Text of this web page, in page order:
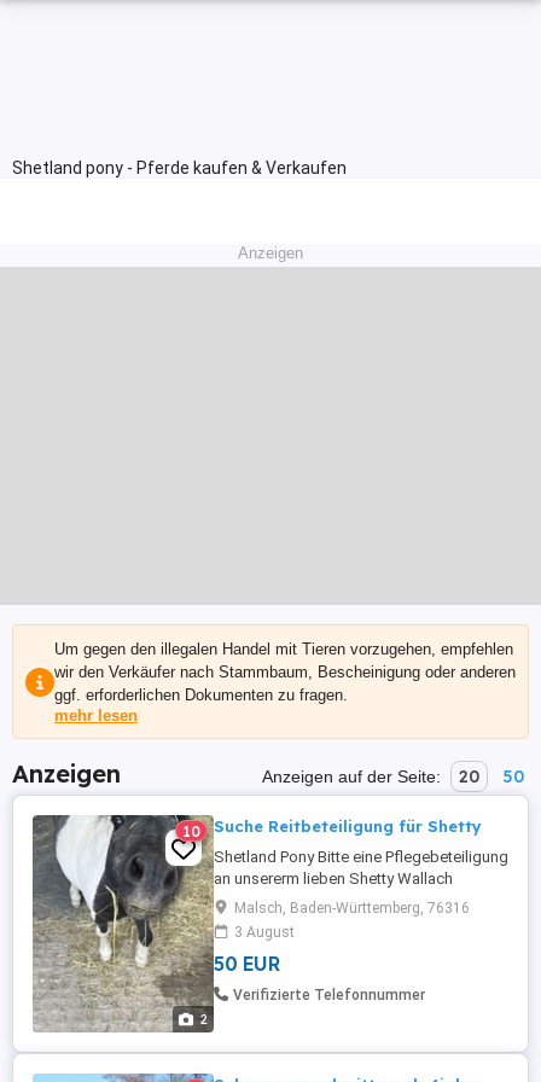
Shetland pony - Pferde kaufen & Verkaufen
Anzeigen
Um gegen den illegalen Handel mit Tieren vorzugehen, empfehlen
wir den Verkäufer nach Stammbaum, Bescheinigung oder anderen
ggf. erforderlichen Dokumenten zu fragen.
mehr lesen
Anzeigen Anzeigen auf der Seite: 20 50
2
10 Suche Reitbeteiligung für Shetty
Shetland Pony Bitte eine Pflegebeteiligung
an unsererm lieben Shetty Wallach
Stöpsel. Gerne Mutter mit Kind
Reitbeteiligung. Er ist sehr artig beim
geführten Reiten und langen
Spaziergängen,sowie longieren und
putzen.Ist auch gefahren. Reitergewicht
Malsch, Baden-Württemberg, 76316
3 August
50 EUR
Verifizierte Telefonnummer